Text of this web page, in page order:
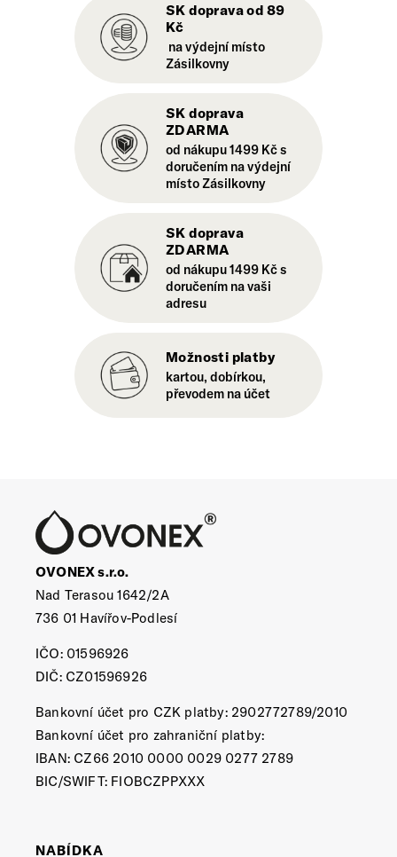
SK doprava od 89
Kč
na výdejní místo
Zásilkovny
SK doprava
ZDARMA
od nákupu 1499 Kč s
doručením na výdejní
místo Zásilkovny
SK doprava
ZDARMA
od nákupu 1499 Kč s
doručením na vaši
adresu
Možnosti platby
kartou, dobírkou,
převodem na účet
OVONEX s.r.o.
Nad Terasou 1642/2A
736 01 Havířov-Podlesí
IČO: 01596926
DIČ: CZ01596926
Bankovní účet pro CZK platby: 2902772789/2010
Bankovní účet pro zahraniční platby:
IBAN: CZ66 2010 0000 0029 0277 2789
BIC/SWIFT: FIOBCZPPXXX
NABÍDKA